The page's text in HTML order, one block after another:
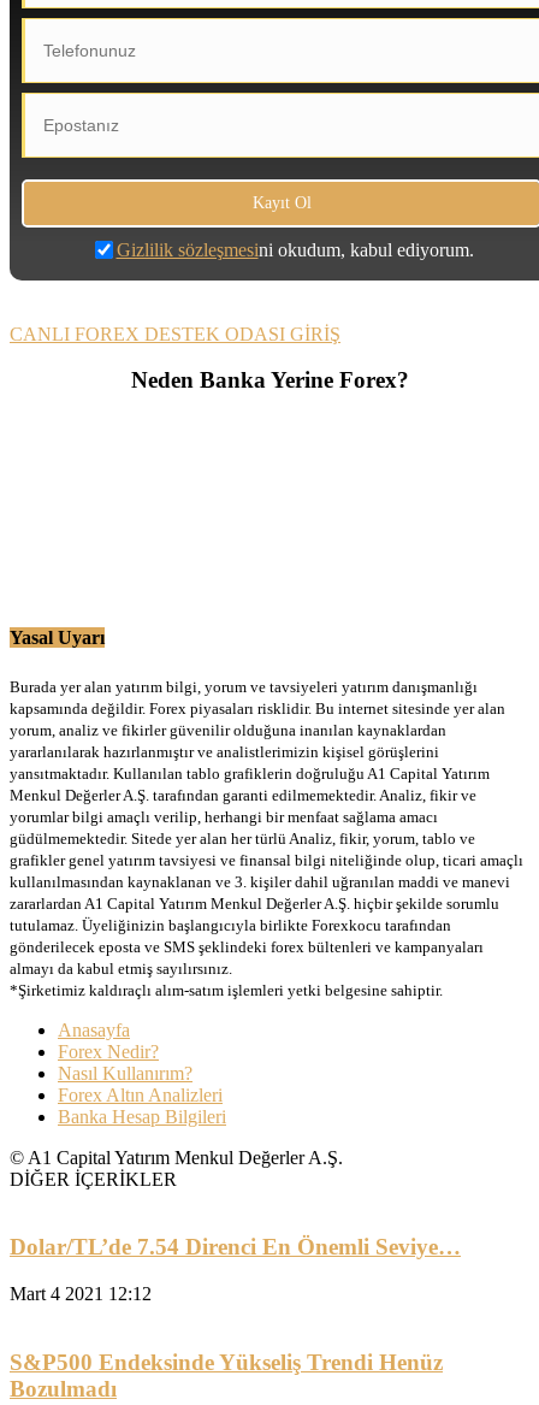
Gizlilik sözleşmesini okudum, kabul ediyorum.
CANLI FOREX DESTEK ODASI GİRİŞ
Neden Banka Yerine Forex?
Yasal Uyarı
Burada yer alan yatırım bilgi, yorum ve tavsiyeleri yatırım danışmanlığı
kapsamında değildir. Forex piyasaları risklidir. Bu internet sitesinde yer alan
yorum, analiz ve fikirler güvenilir olduğuna inanılan kaynaklardan
yararlanılarak hazırlanmıştır ve analistlerimizin kişisel görüşlerini
yansıtmaktadır. Kullanılan tablo grafiklerin doğruluğu A1 Capital Yatırım
Menkul Değerler A.Ş. tarafından garanti edilmemektedir. Analiz, fikir ve
yorumlar bilgi amaçlı verilip, herhangi bir menfaat sağlama amacı
güdülmemektedir. Sitede yer alan her türlü Analiz, fikir, yorum, tablo ve
grafikler genel yatırım tavsiyesi ve finansal bilgi niteliğinde olup, ticari amaçlı
kullanılmasından kaynaklanan ve 3. kişiler dahil uğranılan maddi ve manevi
zararlardan A1 Capital Yatırım Menkul Değerler A.Ş. hiçbir şekilde sorumlu
tutulamaz. Üyeliğinizin başlangıcıyla birlikte Forexkocu tarafından
gönderilecek eposta ve SMS şeklindeki forex bültenleri ve kampanyaları
almayı da kabul etmiş sayılırsınız.
*Şirketimiz kaldıraçlı alım-satım işlemleri yetki belgesine sahiptir.
Anasayfa
Forex Nedir?
Nasıl Kullanırım?
Forex Altın Analizleri
Banka Hesap Bilgileri
© A1 Capital Yatırım Menkul Değerler A.Ş.
DİĞER İÇERİKLER
Dolar/TL’de 7.54 Direnci En Önemli Seviye…
Mart 4 2021 12:12
S&P500 Endeksinde Yükseliş Trendi Henüz
Bozulmadı